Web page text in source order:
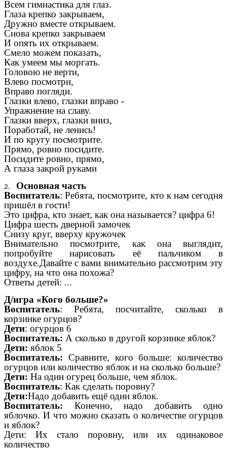
Всем гимнастика для глаз.
Глаза крепко закрываем,
Дружно вместе открываем.
Снова крепко закрываем
И опять их открываем.
Смело можем показать,
Как умеем мы моргать.
Головою не верти,
Влево посмотри,
Вправо погляди.
Глазки влево, глазки вправо -
Упражнение на славу.
Глазки вверх, глазки вниз,
Поработай, не ленись!
И по кругу посмотрите.
Прямо, ровно посидите.
Посидите ровно, прямо,
А глаза закрой руками
Основная часть
Воспитатель: Ребята, посмотрите, кто к нам сегодня
пришёл в гости!
Это цифра, кто знает, как она называется? цифра 6!
Цифра шесть дверной замочек
Снизу круг, вверху кружочек
Внимательно посмотрите, как она выглядит,
попробуйте нарисовать её пальчиком в
воздухе.Давайте с вами внимательно рассмотрим эту
цифру, на что она похожа?
Ответы детей: ...
Д/игра «Кого больше?»
Воспитатель: Ребята, посчитайте, сколько в
корзинке огурцов?
Дети: огурцов 6
Воспитатель: А сколько в другой корзинке яблок?
Дети: яблок 5
Воспитатель: Сравните, кого больше: количество
огурцов или количество яблок и на сколько больше?
Дети: На один огурец больше, чем яблок.
Воспитатель: Как сделать поровну?
Дети:Надо добавить ещё один яблок.
Воспитатель: Конечно, надо добавить одно
яблочко. И что можно сказать о количестве огурцов
и яблок?
Дети: Их стало поровну, или их одинаковое
количество